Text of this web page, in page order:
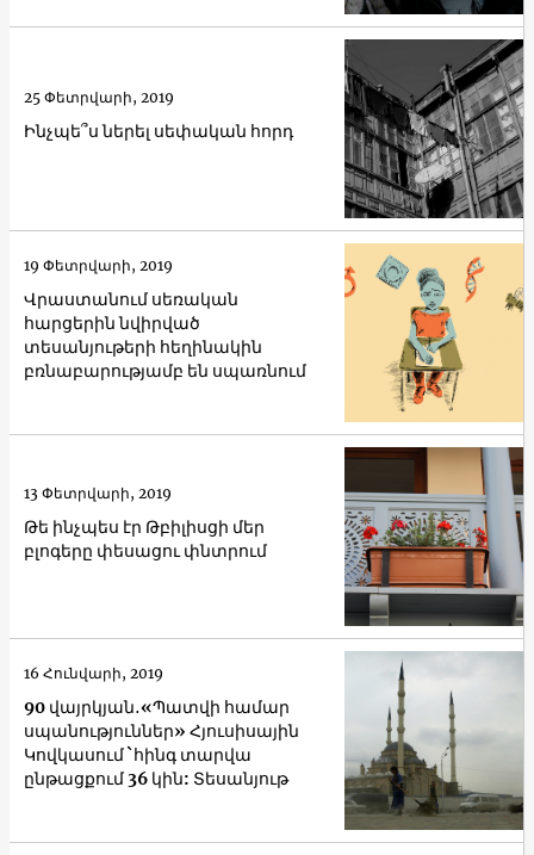
Ինչպե՞ս ներել սեփական հորդ
25 Փետրվարի, 2019
Վրաստանում սեռական
հարցերին նվիրված
տեսանյութերի հեղինակին
բռնաբարությամբ են սպառնում
19 Փետրվարի, 2019
Թե ինչպես էր Թբիլիսցի մեր
բլոգերը փեսացու փնտրում
13 Փետրվարի, 2019
90 վայրկյան․«Պատվի համար
սպանություններ» Հյուսիսային
Կովկասում `հինգ տարվա
ընթացքում 36 կին: Տեսանյութ
16 Հունվարի, 2019